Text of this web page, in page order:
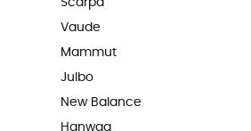
Scarpa
Vaude
Mammut
Julbo
New Balance
Hanwag